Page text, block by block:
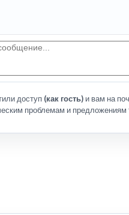
доступ (как гость) и вам на
проблемам и